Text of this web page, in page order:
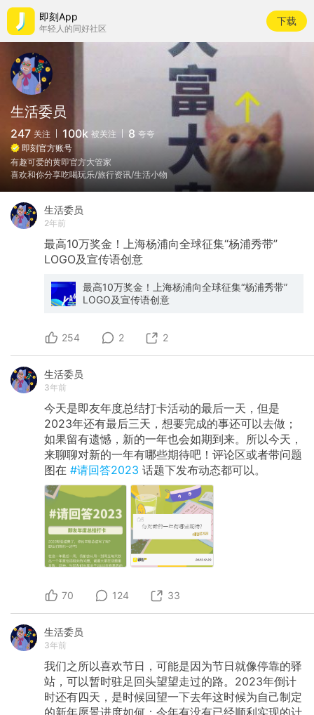
即刻App
年轻人的同好社区
下载
生活委员
247 关注 100k 被关注 8 夸夸
即刻官方账号
有趣可爱的黄即官方大管家
喜欢和你分享吃喝玩乐/旅行资讯/生活小物
生活委员
2年前
最高10万奖金！上海杨浦向全球征集“杨浦秀带”
LOGO及宣传语创意
最高10万奖金！上海杨浦向全球征集“杨浦秀带”
LOGO及宣传语创意
254 2 2
生活委员
3年前
今天是即友年度总结打卡活动的最后一天，但是
2023年还有最后三天，想要完成的事还可以去做；
如果留有遗憾，新的一年也会如期到来。所以今天，
来聊聊对新的一年有哪些期待吧！评论区或者带问题
图在 #请回答2023 话题下发布动态都可以。
70 124 33
生活委员
3年前
我们之所以喜欢节日，可能是因为节日就像停靠的驿
站，可以暂时驻足回头望望走过的路。2023年倒计
时还有四天，是时候回望一下去年这时候为自己制定